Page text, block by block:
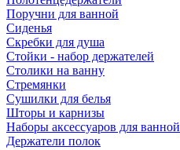
Поручни для ванной
Сиденья
Скребки для душа
Стойки - набор держателей
Столики на ванну
Стремянки
Сушилки для белья
Шторы и карнизы
Наборы аксессуаров для ванной
Держатели полок